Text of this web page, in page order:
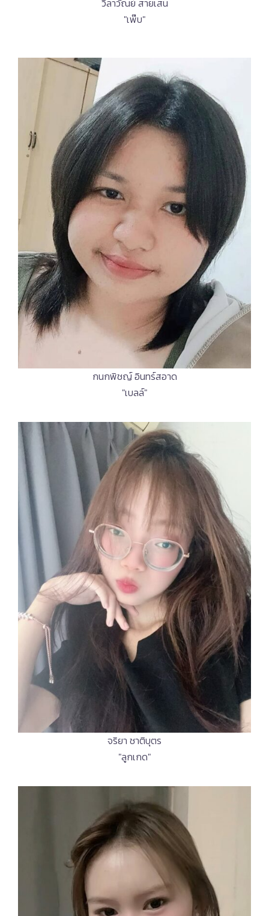
"เพ๊บ"
กนกพิชญ์ อินทร์สอาด
"เบลล์"
จริยา ชาติบุตร
"ลูกเกด"